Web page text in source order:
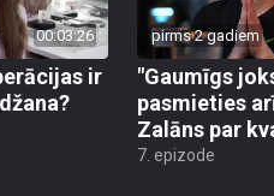
00:03:26
ir
pirms 2 gadiem
"Gaumīgs
pasmieties
Zalāns par
7. epizode